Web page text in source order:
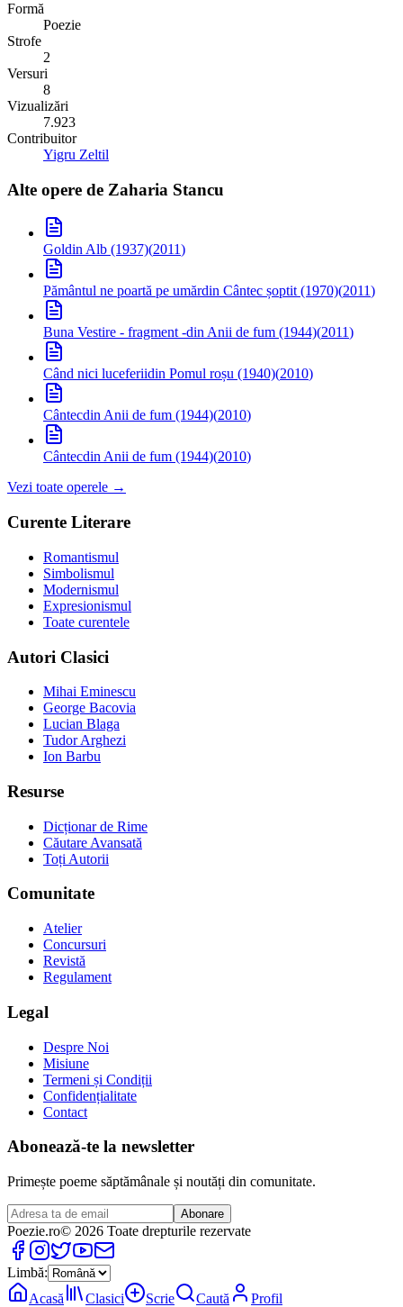
Formă
Poezie
Strofe
2
Versuri
8
Vizualizări
7.923
Contribuitor
Yigru Zeltil
Alte opere de Zaharia Stancu
Goldin Alb (1937)(2011)
Pământul ne poartă pe umărdin Cântec șoptit (1970)(2011)
Buna Vestire - fragment -din Anii de fum (1944)(2011)
Când nici luceferiidin Pomul roșu (1940)(2010)
Cântecdin Anii de fum (1944)(2010)
Cântecdin Anii de fum (1944)(2010)
Vezi toate operele →
Curente Literare
Romantismul
Simbolismul
Modernismul
Expresionismul
Toate curentele
Autori Clasici
Mihai Eminescu
George Bacovia
Lucian Blaga
Tudor Arghezi
Ion Barbu
Resurse
Dicționar de Rime
Căutare Avansată
Toți Autorii
Comunitate
Atelier
Concursuri
Revistă
Regulament
Legal
Despre Noi
Misiune
Termeni și Condiții
Confidențialitate
Contact
Abonează-te la newsletter
Primește poeme săptămânale și noutăți din comunitate.
Abonare
Poezie.ro© 2026 Toate drepturile rezervate
Limbă:
Acasă
Clasici Scrie Caută Profil